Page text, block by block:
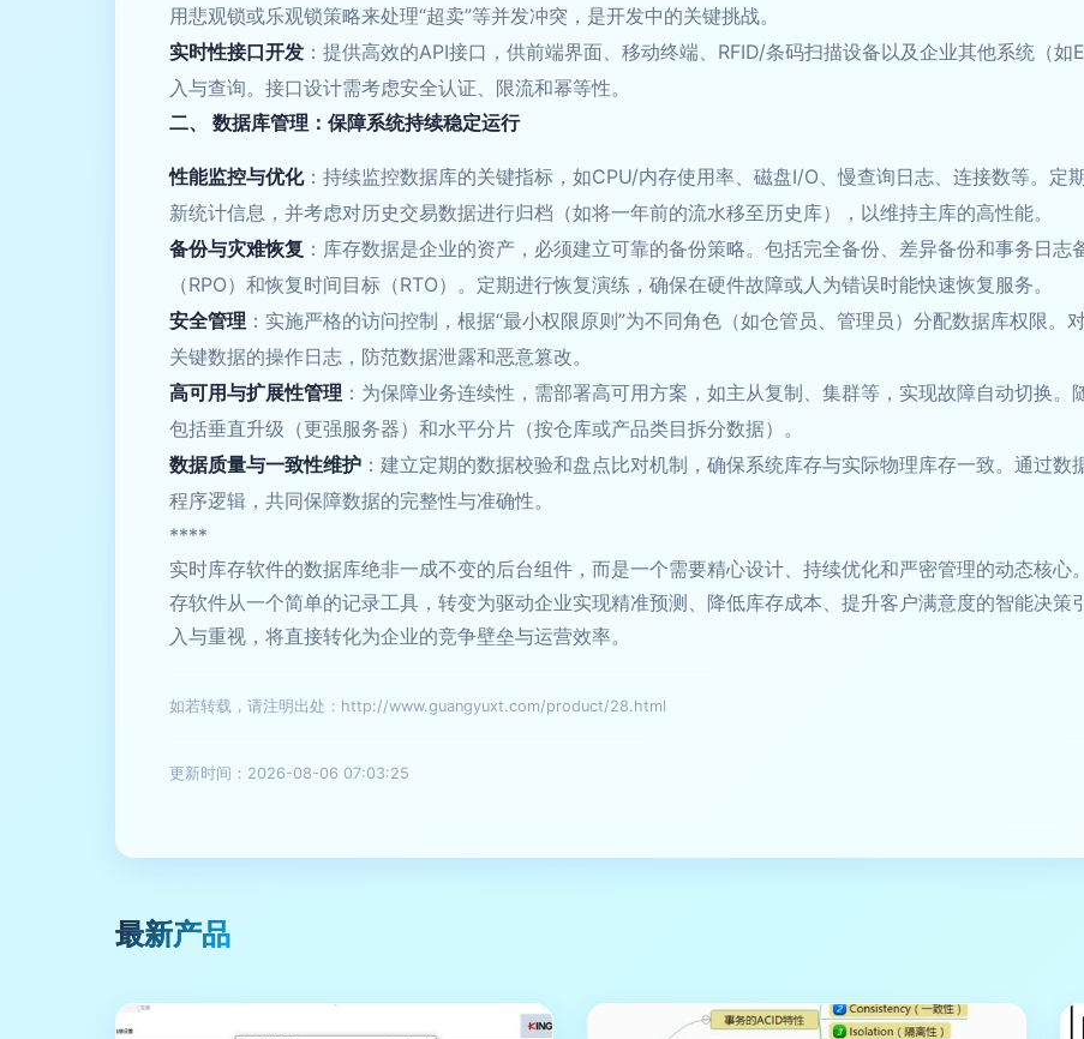
用悲观锁或乐观锁策略来处理“超卖”等并发冲突，是开发中的关键挑战。
实时性接口开发 ：提供高效的API接口，供前端界面、移动终端、RFID/条码扫描设备以及企业其他系统（
入与查询。接口设计需考虑安全认证、限流和幂等性。
二、 数据库管理：保障系统持续稳定运行
性能监控与优化：持续监控数据库的关键指标，如CPU/内存使用率、磁盘I/O、慢查询日志、连接数等。定
新统计信息，并考虑对历史交易数据进行归档（如将一年前的流水移至历史库），以维持主库的高性能。
备份与灾难恢复 ：库存数据是企业的资产，必须建立可靠的备份策略。包括完全备份、差异备份和事务日
（RPO）和恢复时间目标（RTO）。定期进行恢复演练，确保在硬件故障或人为错误时能快速恢复服务。
安全管理 ：实施严格的访问控制，根据“最小权限原则”为不同角色（如仓管员、管理员）分配数据库权限
关键数据的操作日志，防范数据泄露和恶意篡改。
高可用与扩展性管理 ：为保障业务连续性，需部署高可用方案，如主从复制、集群等，实现故障自动切换。
包括垂直升级（更强服务器）和水平分片（按仓库或产品类目拆分数据）。
数据质量与一致性维护 ：建立定期的数据校验和盘点比对机制，确保系统库存与实际物理库存一致。通过
程序逻辑，共同保障数据的完整性与准确性。
****
实时库存软件的数据库绝非一成不变的后台组件，而是一个需要精心设计、持续优化和严密管理的动态核
存软件从一个简单的记录工具，转变为驱动企业实现精准预测、降低库存成本、提升客户满意度的智能决策
入与重视，将直接转化为企业的竞争壁垒与运营效率。
如若转载，请注明出处：http://www.guangyuxt.com/product/28.html
更新时间：2026-08-06 07:03:25
最新产品